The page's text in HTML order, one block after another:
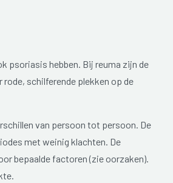
psoriasis hebben. Bij reuma zijn de
schilferende plekken op de
van persoon tot persoon. De
met weinig klachten. De
bepaalde factoren (zie oorzaken).